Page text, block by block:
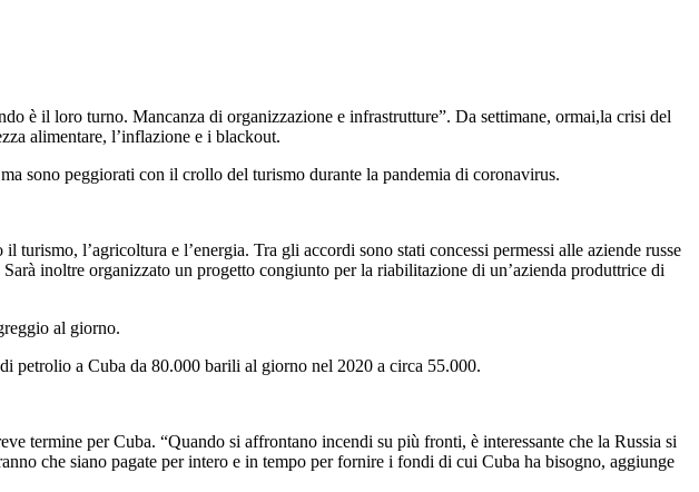
è il loro turno. Mancanza di organizzazione e infrastrutture”. Da settimane, ormai,la crisi del
alimentare, l’inflazione e i blackout.
sono peggiorati con il crollo del turismo durante la pandemia di coronavirus.
l’agricoltura e l’energia. Tra gli accordi sono stati concessi permessi alle aziende russe
inoltre organizzato un progetto congiunto per la riabilitazione di un’azienda produttrice di
al giorno.
petrolio a Cuba da 80.000 barili al giorno nel 2020 a circa 55.000.
termine per Cuba. “Quando si affrontano incendi su più fronti, è interessante che la Russia si
che siano pagate per intero e in tempo per fornire i fondi di cui Cuba ha bisogno, aggiunge